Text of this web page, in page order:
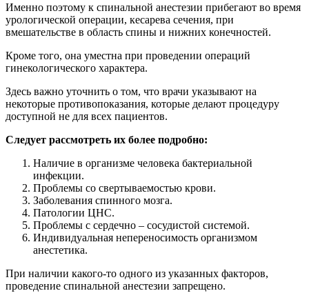
Именно поэтому к спинальной анестезии прибегают во время
урологической операции, кесарева сечения, при
вмешательстве в область спины и нижних конечностей.
Кроме того, она уместна при проведении операций
гинекологического характера.
Здесь важно уточнить о том, что врачи указывают на
некоторые противопоказания, которые делают процедуру
доступной не для всех пациентов.
Следует рассмотреть их более подробно:
Наличие в организме человека бактериальной
инфекции.
Проблемы со свертываемостью крови.
Заболевания спинного мозга.
Патологии ЦНС.
Проблемы с сердечно – сосудистой системой.
Индивидуальная непереносимость организмом
анестетика.
При наличии какого-то одного из указанных факторов,
проведение спинальной анестезии запрещено.